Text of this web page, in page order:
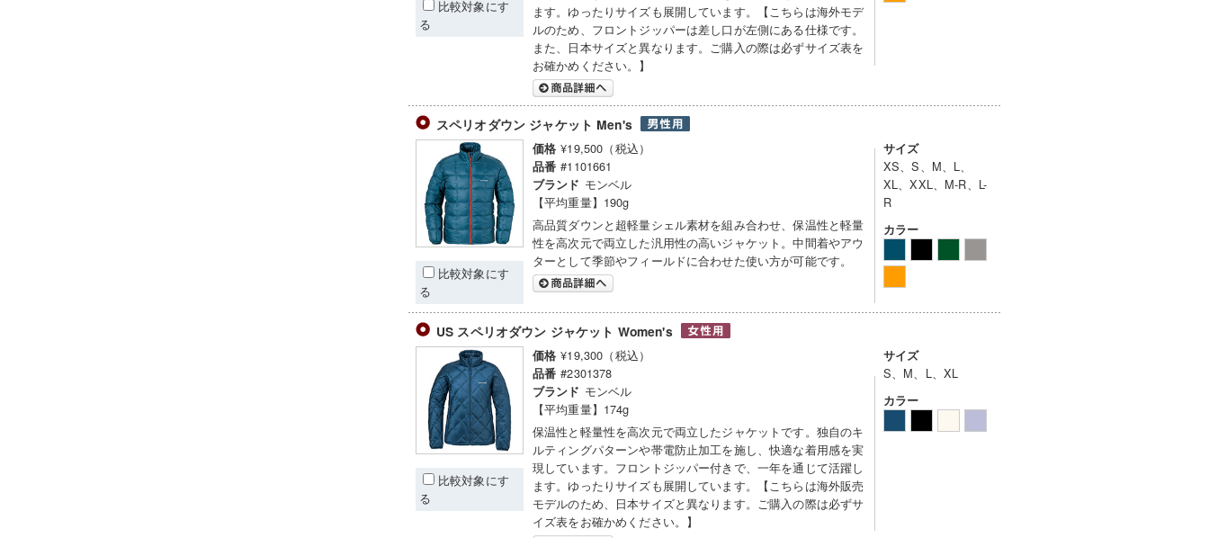
比較対象にす
る
ます。ゆったりサイズも展開しています。【こちらは海外モデ
ルのため、フロントジッパーは差し口が左側にある仕様です。
また、日本サイズと異なります。ご購入の際は必ずサイズ表を
お確かめください。】
スペリオダウン ジャケット Men's
比較対象にす
る
価格 ¥19,500（税込）
品番 #1101661
ブランド モンベル
【平均重量】190g
高品質ダウンと超軽量シェル素材を組み合わせ、保温性と軽量
性を高次元で両立した汎用性の高いジャケット。中間着やアウ
ターとして季節やフィールドに合わせた使い方が可能です。
サイズ
XS、S、M、L、
XL、XXL、M-R、L-
R
カラー
US スペリオダウン ジャケット Women's
比較対象にす
る
価格 ¥19,300（税込）
品番 #2301378
ブランド モンベル
【平均重量】174g
保温性と軽量性を高次元で両立したジャケットです。独自のキ
ルティングパターンや帯電防止加工を施し、快適な着用感を実
現しています。フロントジッパー付きで、一年を通じて活躍し
ます。ゆったりサイズも展開しています。【こちらは海外販売
モデルのため、日本サイズと異なります。ご購入の際は必ずサ
イズ表をお確かめください。】
サイズ
S、M、L、XL
カラー